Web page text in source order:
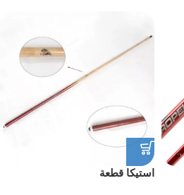
استيكا قطعة